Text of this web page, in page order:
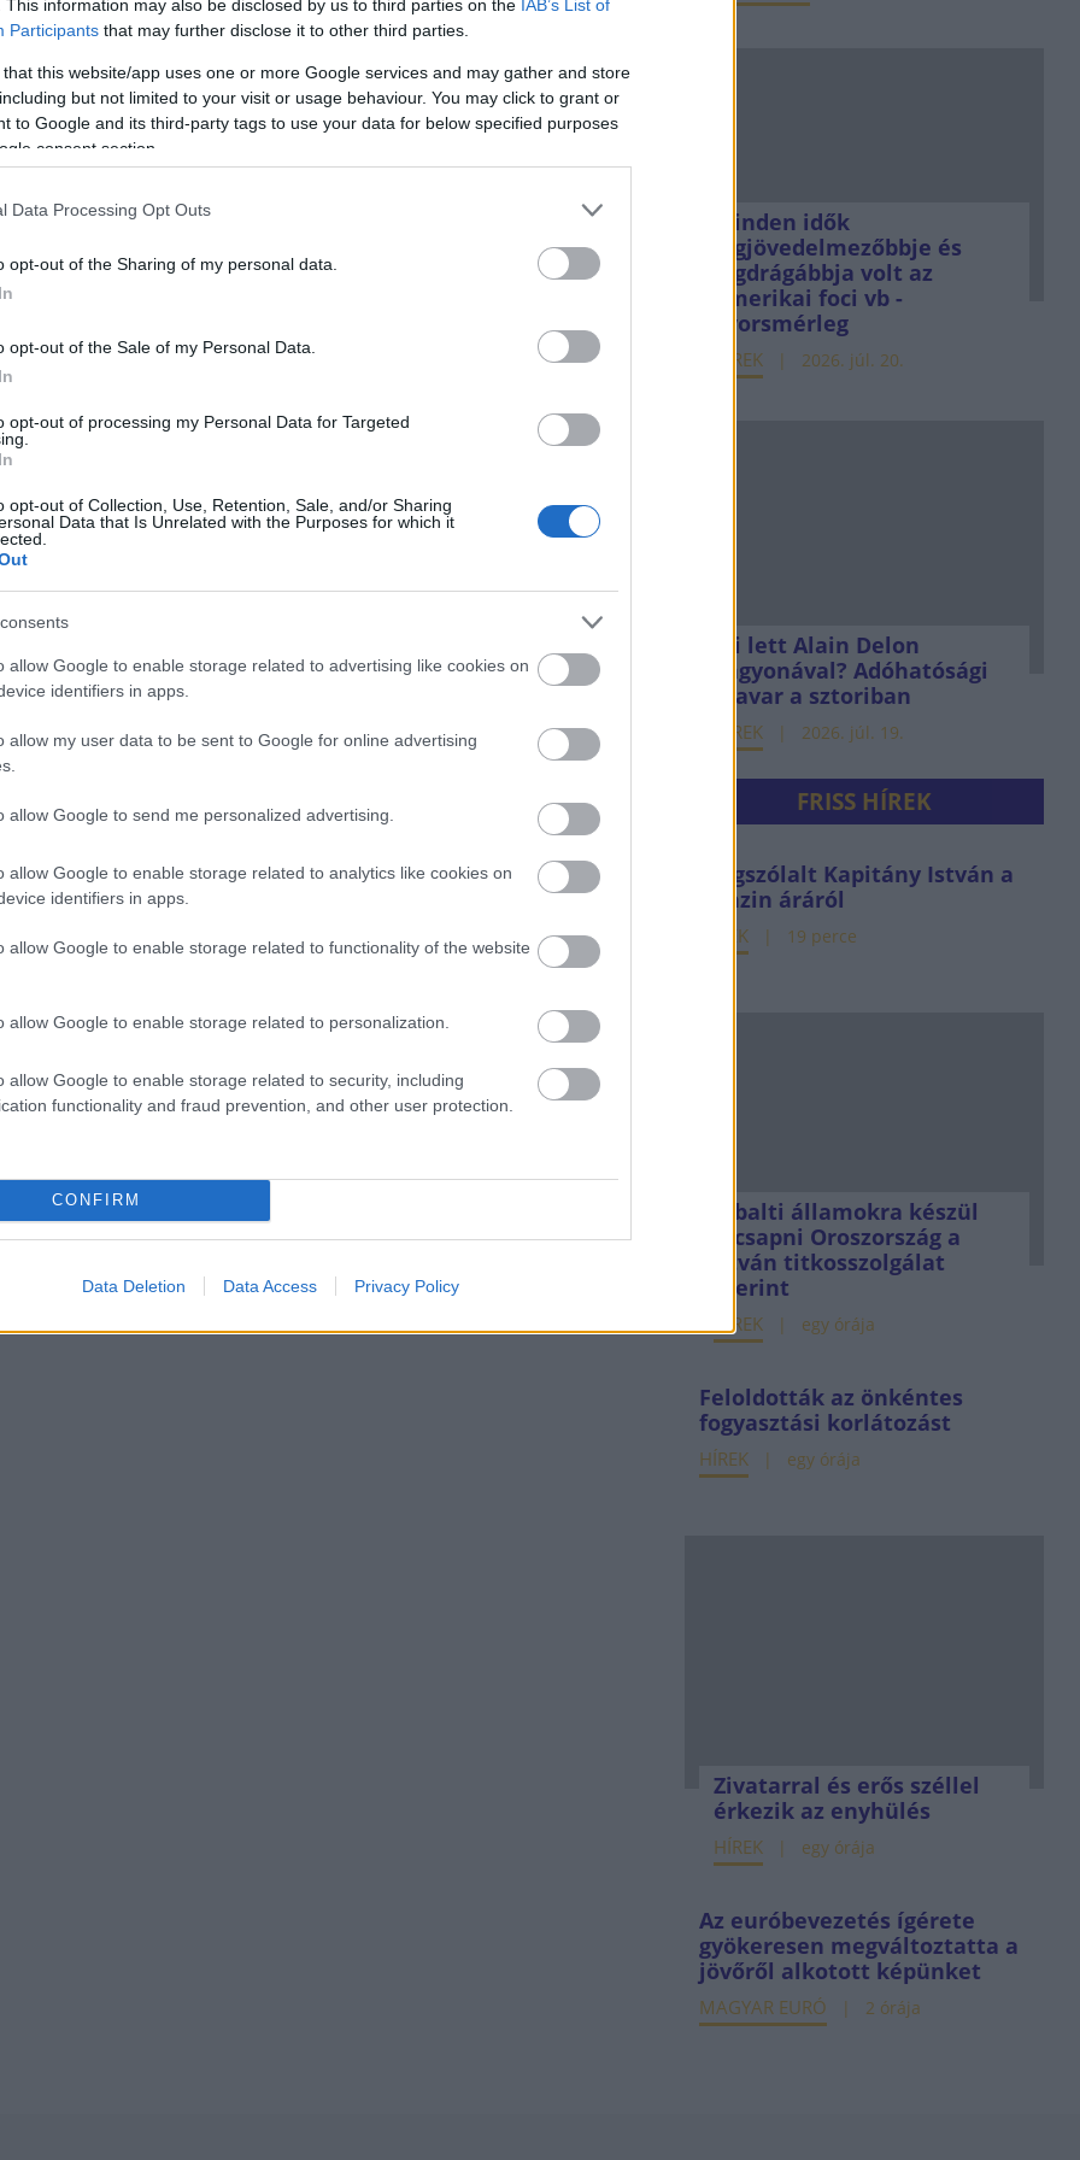
This information may also be disclosed by us to third parties on the IAB’s List of
Participants that may further disclose it to other third parties.
that this website/app uses one or more Google services and may gather and store
but not limited to your visit or usage behaviour. You may click to grant or
to Google and its third-party tags to use your data for below specified purposes
consent section.
Data Processing Opt Outs
opt-out of the Sharing of my personal data.
opt-out of the Sale of my Personal Data.
opt-out of processing my Personal Data for Targeted
opt-out of Collection, Use, Retention, Sale, and/or Sharing
Data that Is Unrelated with the Purposes for which it
allow Google to enable storage related to advertising like cookies on
identifiers in apps.
allow my user data to be sent to Google for online advertising
allow Google to send me personalized advertising.
allow Google to enable storage related to analytics like cookies on
identifiers in apps.
allow Google to enable storage related to functionality of the website
allow Google to enable storage related to personalization.
allow Google to enable storage related to security, including
functionality and fraud prevention, and other user protection.
CONFIRM
Data Deletion Data Access Privacy Policy
Minden idők
legjövedelmezőbbje és
legdrágábbja volt az
amerikai foci vb -
gyorsmérleg
HÍREK 2026. júl. 20.
Mi lett Alain Delon
vagyonával? Adóhatósági
csavar a sztoriban
HÍREK 2026. júl. 19.
FRISS HÍREK
Megszólalt Kapitány István a
benzin áráról
HÍREK 19 perce
A balti államokra készül
lecsapni Oroszország a
litván titkosszolgálat
szerint
HÍREK egy órája
Feloldották az önkéntes
fogyasztási korlátozást
HÍREK egy órája
Zivatarral és erős széllel
érkezik az enyhülés
HÍREK egy órája
Az euróbevezetés ígérete
gyökeresen megváltoztatta a
jövőről alkotott képünket
MAGYAR EURÓ 2 órája